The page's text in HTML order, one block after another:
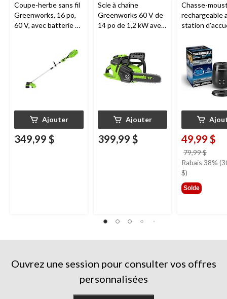
Coupe-herbe sans fil
Greenworks, 16 po,
60 V, avec batterie de
Ajouter
349,99 $
Scie à chaîne
Greenworks 60 V de
14 po de 1,2 kW avec
Ajouter
399,99 $
Chasse-
rechargeable
station
charbon
49,99 $
79,99 $
était
Rabais 38%
$)
Solde
Ouvrez une session pour consulter vos offres
personnalisées